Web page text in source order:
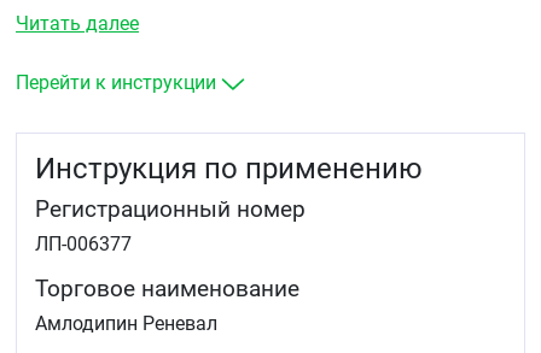
адреноблокаторами, ингибиторами
стенокардия напряжения, вазоспастическая
Читать далее
Перейти к инструкции
Инструкция по применению
Регистрационный номер
ЛП-006377
Торговое наименование
Амлодипин Реневал